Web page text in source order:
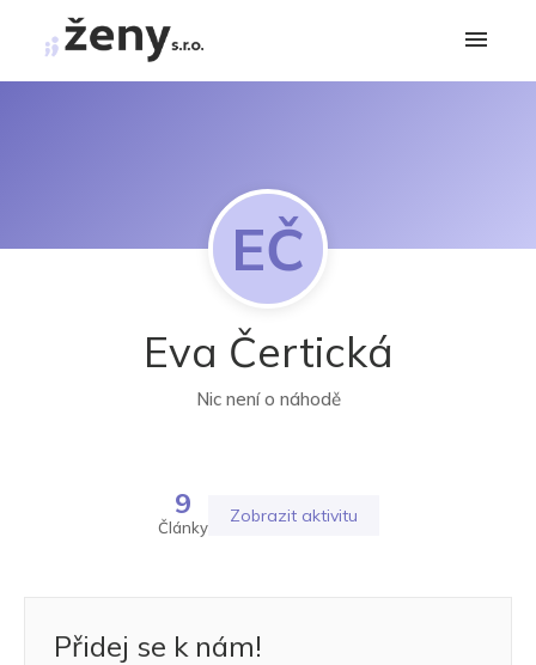
EČ
Eva Čertická
Nic není o náhodě
9
Články
Zobrazit aktivitu
Přidej se k nám!